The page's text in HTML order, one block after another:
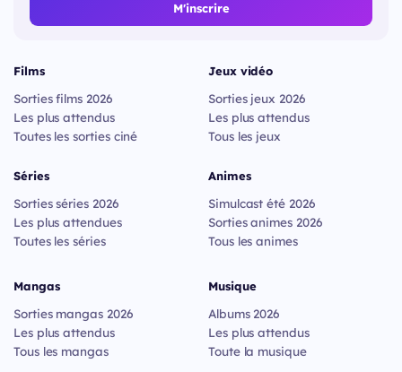
M'inscrire
Films
Sorties films 2026
Les plus attendus
Toutes les sorties ciné
Séries
Sorties séries 2026
Les plus attendues
Toutes les séries
Jeux vidéo
Sorties jeux 2026
Les plus attendus
Tous les jeux
Animes
Simulcast été 2026
Sorties animes 2026
Tous les animes
Mangas
Sorties mangas 2026
Les plus attendus
Tous les mangas
Musique
Albums 2026
Les plus attendus
Toute la musique